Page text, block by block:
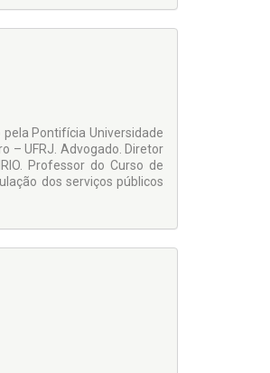
pela Pontifícia Universidade
– UFRJ. Advogado. Diretor
Professor do Curso de
dos serviços públicos